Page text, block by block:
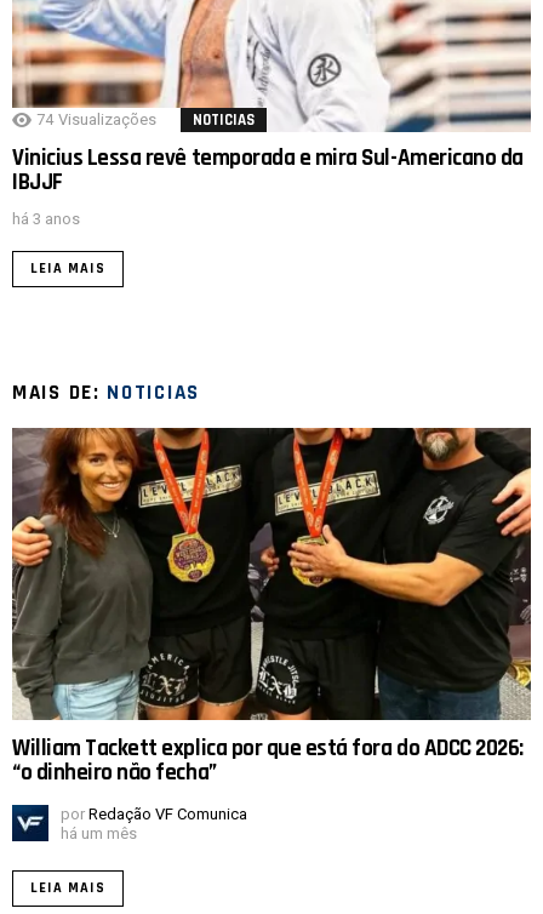
74 Visualizações NOTICIAS
Vinicius Lessa revê temporada e mira Sul-Americano da
IBJJF
há 3 anos
LEIA MAIS
MAIS DE: NOTICIAS
William Tackett explica por que está fora do ADCC 2026:
“o dinheiro não fecha”
por Redação VF Comunica
há um mês
LEIA MAIS